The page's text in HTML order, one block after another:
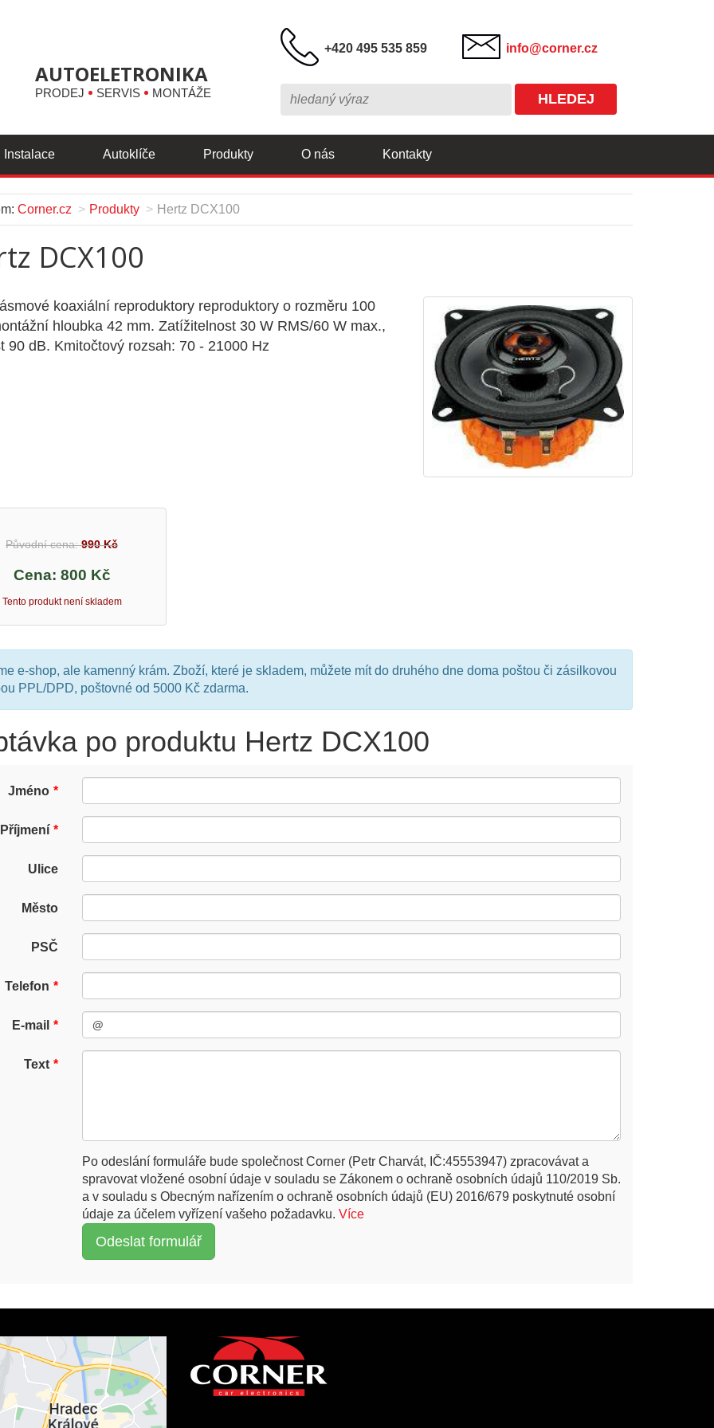
AUTOELETRONIKA
PRODEJ SERVIS MONTÁŽE
+420 495 535 859 info@corner.cz
HLEDEJ
Instalace Autoklíče Produkty O nás Kontakty
Corner.cz Produkty Hertz DCX100
DCX100
koaxiální reproduktory reproduktory o rozměru 100
hloubka 42 mm. Zatížitelnost 30 W RMS/60 W max.,
90 dB. Kmitočtový rozsah: 70 - 21000 Hz
Původní cena: 990 Kč
Cena: 800 Kč
Tento produkt není skladem
e-shop, ale kamenný krám. Zboží, které je skladem, můžete mít do druhého dne doma poštou či zásilkovou
PPL/DPD, poštovné od 5000 Kč zdarma.
po produktu Hertz DCX100
Jméno
Příjmení
Ulice
Město
PSČ
Telefon
E-mail
Text
Po odeslání formuláře bude společnost Corner (Petr Charvát, IČ:45553947) zpracovávat a
spravovat vložené osobní údaje v souladu se Zákonem o ochraně osobních údajů 110/2019 Sb.
a v souladu s Obecným nařízením o ochraně osobních údajů (EU) 2016/679 poskytnuté osobní
údaje za účelem vyřízení vašeho požadavku. Více